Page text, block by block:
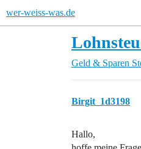
wer-weiss-was.de
Geld & Sparen
Birgit_1d3198
Hallo,